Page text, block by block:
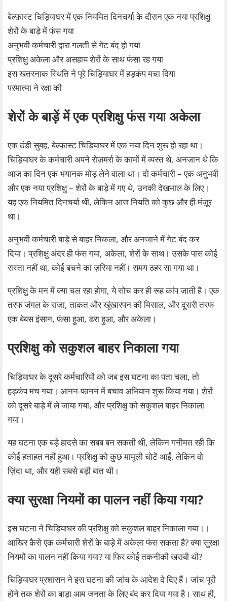
बेल्फ़ास्ट चिड़ियाघर में एक नियमित दिनचर्या के दौरान एक नया प्रशिक्षु
शेरों के बाड़े में फंस गया
अनुभवी कर्मचारी द्वारा गलती से गेट बंद हो गया
प्रशिक्षु अकेला और असहाय शेरों के साथ फंसा रह गया
इस खतरनाक स्थिति ने पूरे चिड़ियाघर में हड़कंप मचा दिया
परमात्मा ने रक्षा की
शेरों के बाड़ें में एक प्रशिक्षु फंस गया अकेला
एक ठंडी सुबह, बेल्फ़ास्ट चिड़ियाघर में एक नया दिन शुरू हो रहा था।
चिड़ियाघर के कर्मचारी अपने रोज़मर्रा के कामों में व्यस्त थे, अनजान थे कि
आज का दिन एक भयानक मोड़ लेने वाला था। दो कर्मचारी – एक अनुभवी
और एक नया प्रशिक्षु – शेरों के बाड़े में गए थे, उनकी देखभाल के लिए।
यह एक नियमित दिनचर्या थी, लेकिन आज नियति को कुछ और ही मंज़ूर
था।
अनुभवी कर्मचारी बाड़े से बाहर निकला, और अनजाने में गेट बंद कर
दिया। प्रशिक्षु अंदर ही फंस गया, अकेला, शेरों के साथ। उसके पास कोई
रास्ता नहीं था, कोई बचने का ज़रिया नहीं। समय ठहर सा गया था।
प्रशिक्षु के मन में क्या चल रहा होगा, ये सोच कर ही रूह कांप जाती है। एक
तरफ जंगल के राजा, ताकत और खूंखारपन की मिसाल, और दूसरी तरफ
एक बेबस इंसान, फंसा हुआ, डरा हुआ, और अकेला।
प्रशिक्षु को सकुशल बाहर निकाला गया
चिड़ियाघर के दूसरे कर्मचारियों को जब इस घटना का पता चला, तो
हड़कंप मच गया। आनन-फानन में बचाव अभियान शुरू किया गया। शेरों
को दूसरे बाड़े में ले जाया गया, और प्रशिक्षु को सकुशल बाहर निकाला
गया।
यह घटना एक बड़े हादसे का सबब बन सकती थी, लेकिन गनीमत रही कि
कोई हताहत नहीं हुआ। प्रशिक्षु को कुछ मामूली चोटें आईं, लेकिन वो
ज़िंदा था, और यही सबसे बड़ी बात थी।
क्या सुरक्षा नियमों का पालन नहीं किया गया?
इस घटना ने चिड़ियाघर की प्रशिक्षु को सकुशल बाहर निकाला गया।।
आखिर कैसे एक कर्मचारी शेरों के बाड़े में अकेला फंस सकता है? क्या सुरक्षा
नियमों का पालन नहीं किया गया? या फिर कोई तकनीकी खराबी थी?
चिड़ियाघर प्रशासन ने इस घटना की जांच के आदेश दे दिए हैं। जांच पूरी
होने तक शेरों का बाड़ा आम जनता के लिए बंद कर दिया गया है। साथ ही,